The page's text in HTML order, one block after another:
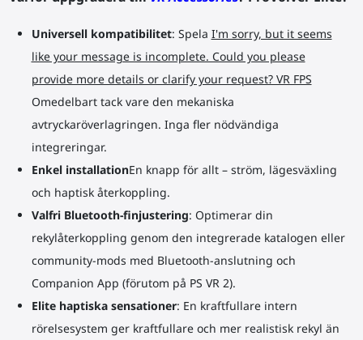
Universell kompatibilitet: Spela I'm sorry, but it seems
like your message is incomplete. Could you please
provide more details or clarify your request? VR FPS
Omedelbart tack vare den mekaniska
avtryckaröverlagringen. Inga fler nödvändiga
integreringar.
Enkel installationEn knapp för allt – ström, lägesväxling
och haptisk återkoppling.
Valfri Bluetooth-finjustering: Optimerar din
rekylåterkoppling genom den integrerade katalogen eller
community-mods med Bluetooth-anslutning och
Companion App (förutom på PS VR 2).
Elite haptiska sensationer: En kraftfullare intern
rörelsesystem ger kraftfullare och mer realistisk rekyl än